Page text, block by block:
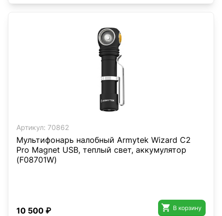
Артикул: 70862
Мультифонарь налобный Armytek Wizard C2
Pro Magnet USB, теплый свет, аккумулятор
(F08701W)
10 500 ₽  В корзину